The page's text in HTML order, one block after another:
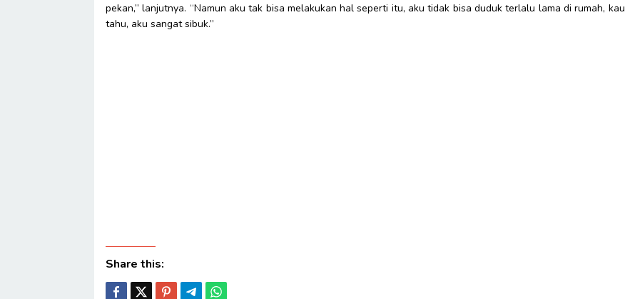
pekan,” lanjutnya. “Namun aku tak bisa melakukan hal seperti itu, aku tidak bisa duduk terlalu lama di rumah, kau
tahu, aku sangat sibuk.”
Share this: